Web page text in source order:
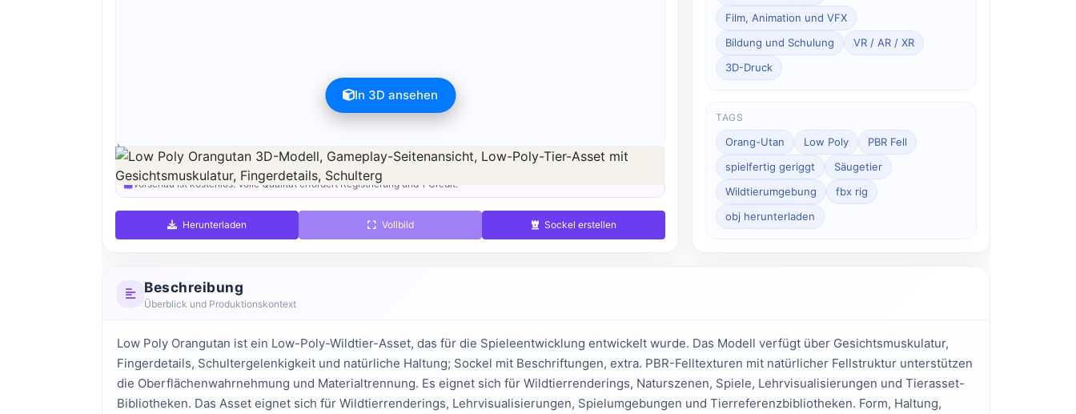
In 3D ansehen
Vorschau kann kostenlos heruntergeladen werden. Volle Qualität ist nach der Registrierung für 1 Credit
verfügbar.
Vorschau ist kostenlos. Volle Qualität erfordert Registrierung und 1 Credit.
Herunterladen Vollbild Sockel erstellen
Film, Animation und VFX
Bildung und Schulung
VR / AR / XR
3D-Druck
TAGS
Orang-Utan Low Poly
PBR Fell
spielfertig geriggt
Säugetier
Wildtierumgebung
fbx rig
obj herunterladen
Beschreibung
Überblick und Produktionskontext
Low Poly Orangutan ist ein Low-Poly-Wildtier-Asset, das für die Spieleentwicklung entwickelt wurde. Das Modell verfügt über Gesichts­muskulatur,
Finger­details, Schulter­gelenkigkeit und natürliche Haltung; Sockel mit Beschriftungen, extra. PBR-Fell­texturen mit natürlicher Fell­struktur unterstützen
die Oberflächen­wahrnehmung und Material­trennung. Es eignet sich für Wildtier­renderings, Naturszenen, Spiele, Lehr­visualisierungen und Tier­asset-
Bibliotheken. Das Asset eignet sich für Wildtier­renderings, Lehr­visualisierungen, Spiel­umgebungen und Tier­referenz­bibliotheken. Form, Haltung,